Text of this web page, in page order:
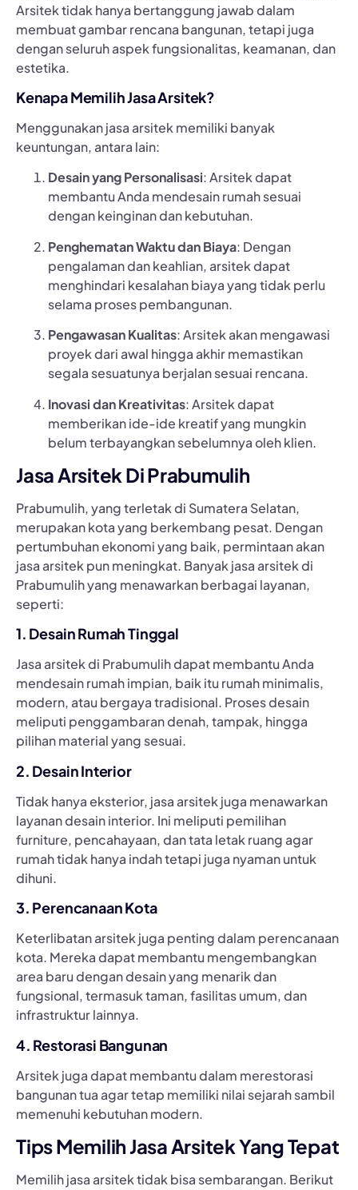
Arsitek tidak hanya bertanggung jawab dalam
membuat gambar rencana bangunan, tetapi juga
dengan seluruh aspek fungsionalitas, keamanan, dan
estetika.
Kenapa Memilih Jasa Arsitek?
Menggunakan jasa arsitek memiliki banyak
keuntungan, antara lain:
Desain yang Personalisasi: Arsitek dapat
membantu Anda mendesain rumah sesuai
dengan keinginan dan kebutuhan.
Penghematan Waktu dan Biaya: Dengan
pengalaman dan keahlian, arsitek dapat
menghindari kesalahan biaya yang tidak perlu
selama proses pembangunan.
Pengawasan Kualitas: Arsitek akan mengawasi
proyek dari awal hingga akhir memastikan
segala sesuatunya berjalan sesuai rencana.
Inovasi dan Kreativitas: Arsitek dapat
memberikan ide-ide kreatif yang mungkin
belum terbayangkan sebelumnya oleh klien.
Jasa Arsitek Di Prabumulih
Prabumulih, yang terletak di Sumatera Selatan,
merupakan kota yang berkembang pesat. Dengan
pertumbuhan ekonomi yang baik, permintaan akan
jasa arsitek pun meningkat. Banyak jasa arsitek di
Prabumulih yang menawarkan berbagai layanan,
seperti:
1. Desain Rumah Tinggal
Jasa arsitek di Prabumulih dapat membantu Anda
mendesain rumah impian, baik itu rumah minimalis,
modern, atau bergaya tradisional. Proses desain
meliputi penggambaran denah, tampak, hingga
pilihan material yang sesuai.
2. Desain Interior
Tidak hanya eksterior, jasa arsitek juga menawarkan
layanan desain interior. Ini meliputi pemilihan
furniture, pencahayaan, dan tata letak ruang agar
rumah tidak hanya indah tetapi juga nyaman untuk
dihuni.
3. Perencanaan Kota
Keterlibatan arsitek juga penting dalam perencanaan
kota. Mereka dapat membantu mengembangkan
area baru dengan desain yang menarik dan
fungsional, termasuk taman, fasilitas umum, dan
infrastruktur lainnya.
4. Restorasi Bangunan
Arsitek juga dapat membantu dalam merestorasi
bangunan tua agar tetap memiliki nilai sejarah sambil
memenuhi kebutuhan modern.
Tips Memilih Jasa Arsitek Yang Tepat
Memilih jasa arsitek tidak bisa sembarangan. Berikut